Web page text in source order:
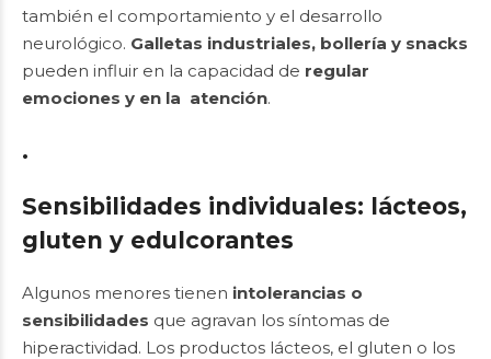
también el comportamiento y el desarrollo
neurológico. Galletas industriales, bollería y snacks
pueden influir en la capacidad de regular
emociones y en la atención.
.
Sensibilidades individuales: lácteos,
gluten y edulcorantes
Algunos menores tienen intolerancias o
sensibilidades que agravan los síntomas de
hiperactividad. Los productos lácteos, el gluten o los